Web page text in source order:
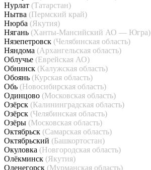
Нурлат (Татарстан)
Нытва (Пермский край)
Нюрба (Якутия)
Нягань (Ханты-Мансийский АО — Югра)
Нязепетровск (Челябинская область)
Няндома (Архангельская область)
Облучье (Еврейская АО)
Обнинск (Калужская область)
Обоянь (Курская область)
Обь (Новосибирская область)
Одинцово (Московская область)
Озёрск (Калининградская область)
Озёрск (Челябинская область)
Озёры (Московская область)
Октябрьск (Самарская область)
Октябрьский (Башкортостан)
Окуловка (Новгородская область)
Олёкминск (Якутия)
Оленегорск (Мурманская область)